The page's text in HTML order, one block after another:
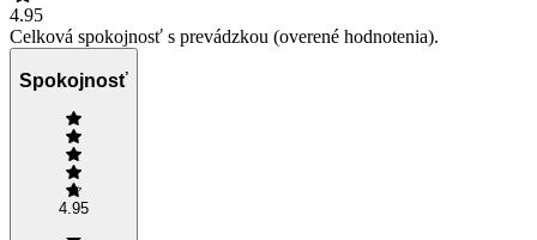
4.95
Celková spokojnosť s prevádzkou (overené hodnotenia).
Spokojnosť
4.95